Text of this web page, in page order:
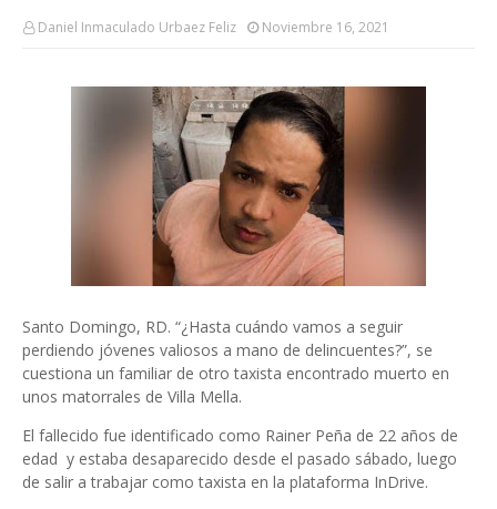
Daniel Inmaculado Urbaez Feliz Noviembre 16, 2021
Santo Domingo, RD. “¿Hasta cuándo vamos a seguir
perdiendo jóvenes valiosos a mano de delincuentes?”, se
cuestiona un familiar de otro taxista encontrado muerto en
unos matorrales de Villa Mella.
El fallecido fue identificado como Rainer Peña de 22 años de
edad y estaba desaparecido desde el pasado sábado, luego
de salir a trabajar como taxista en la plataforma InDrive.